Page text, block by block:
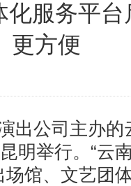
化服务平
更方便
出公司主办
明举行。“云
场馆、文艺团